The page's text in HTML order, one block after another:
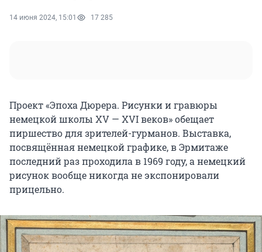
14 июня 2024, 15:01 17 285
Проект «Эпоха Дюрера. Рисунки и гравюры
немецкой школы XV — XVI веков» обещает
пиршество для зрителей-гурманов. Выставка,
посвящённая немецкой графике, в Эрмитаже
последний раз проходила в 1969 году, а немецкий
рисунок вообще никогда не экспонировали
прицельно.